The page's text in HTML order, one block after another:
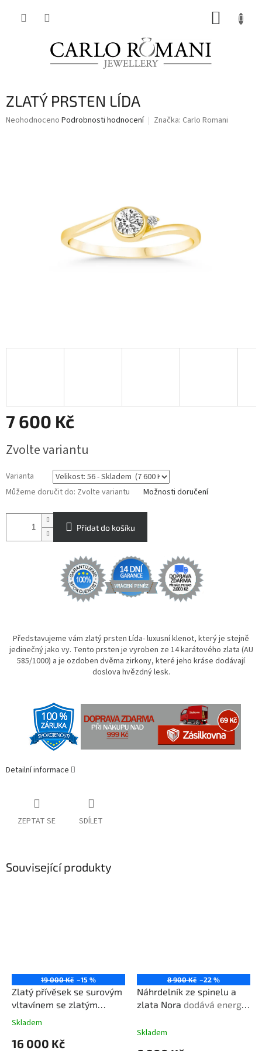
ZLATÝ PRSTEN LÍDA
Průměrné
Neohodnoceno Podrobnosti hodnocení Značka: Carlo Romani
7 600 Kč
cena:
Zvolte variantu
Varianta
Můžeme doručit do: Zvolte variantu Možnosti doručení
Přidat do košíku
Představujeme vám zlatý prsten Lída- luxusní klenot, který je stejně
jedinečný jako vy. Tento prsten je vyroben ze 14 karátového zlata (AU
585/1000) a je ozdoben dvěma zirkony, které jeho kráse dodávají
doslova hvězdný lesk.
Detailní informace
ZEPTAT SE SDÍLET
Související produkty
19 000 Kč –15 %
Zlatý přívěsek se surovým
vltavínem se zlatým
řetízkem 45 cm
vesmíru
Průměrné
produktu
Skladem
16 000 Kč
8 900 Kč –22 %
Náhrdelník ze spinelu a
zlata Nora dodává energii,
sebevědomí, podporuje
Skladem